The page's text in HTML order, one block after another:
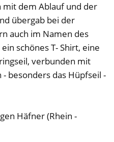
mit dem Ablauf und der
übergab bei der
auch im Namen des
schönes T- Shirt, eine
verbunden mit
- besonders das Hüpfseil -
Häfner (Rhein -